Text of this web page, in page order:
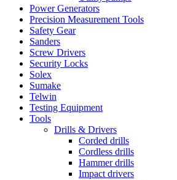
Power Generators
Precision Measurement Tools
Safety Gear
Sanders
Screw Drivers
Security Locks
Solex
Sumake
Telwin
Testing Equipment
Tools
Drills & Drivers
Corded drills
Cordless drills
Hammer drills
Impact drivers